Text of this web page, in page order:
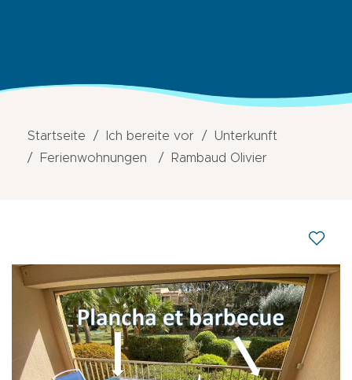
Startseite Ich bereite vor
Unterkunft
Ferienwohnungen
Rambaud Olivier